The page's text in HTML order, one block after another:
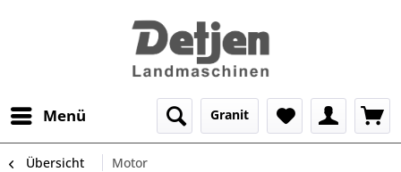
Menü Granit
Übersicht Motor